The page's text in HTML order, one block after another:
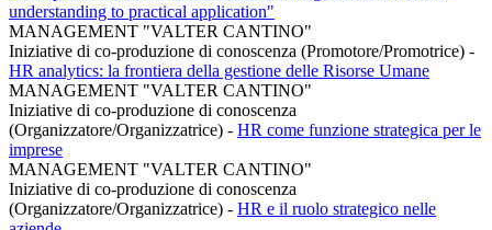
understanding to practical application"
MANAGEMENT "VALTER CANTINO"
Iniziative di co-produzione di conoscenza (Promotore/Promotrice) -
HR analytics: la frontiera della gestione delle Risorse Umane
MANAGEMENT "VALTER CANTINO"
Iniziative di co-produzione di conoscenza
(Organizzatore/Organizzatrice) - HR come funzione strategica per le
imprese
MANAGEMENT "VALTER CANTINO"
Iniziative di co-produzione di conoscenza
(Organizzatore/Organizzatrice) - HR e il ruolo strategico nelle